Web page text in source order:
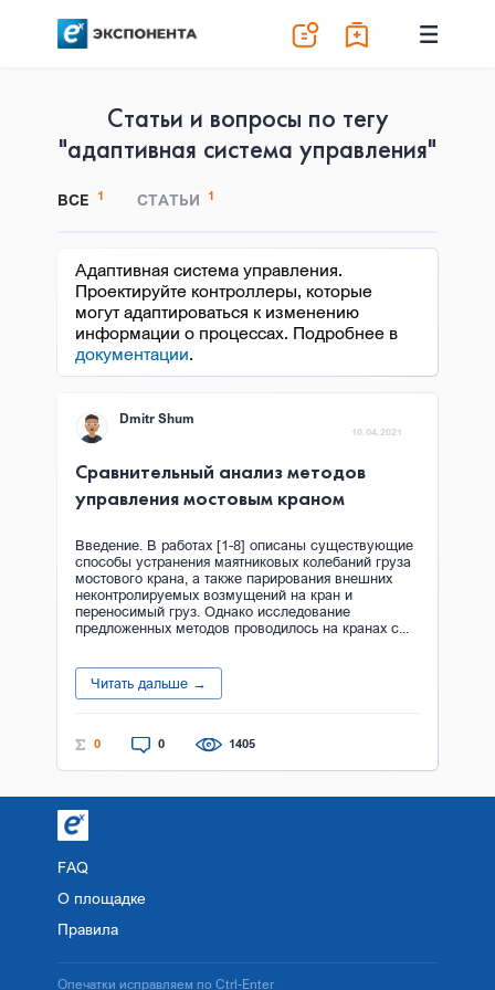
Статьи и вопросы по тегу
"адаптивная система управления"
ВСЕ 1 СТАТЬИ 1
Адаптивная система управления.
Проектируйте контроллеры, которые
могут адаптироваться к изменению
информации о процессах. Подробнее в
документации.
10.04.2021
Dmitr Shum
Сравнительный анализ методов
управления мостовым краном
Введение. В работах [1-8] описаны существующие
способы устранения маятниковых колебаний груза
мостового крана, а также парирования внешних
неконтролируемых возмущений на кран и
переносимый груз. Однако исследование
предложенных методов проводилось на кранах с...
Читать дальше →
0 0 1405
FAQ
О площадке
Правила
Опечатки исправляем по Ctrl-Enter